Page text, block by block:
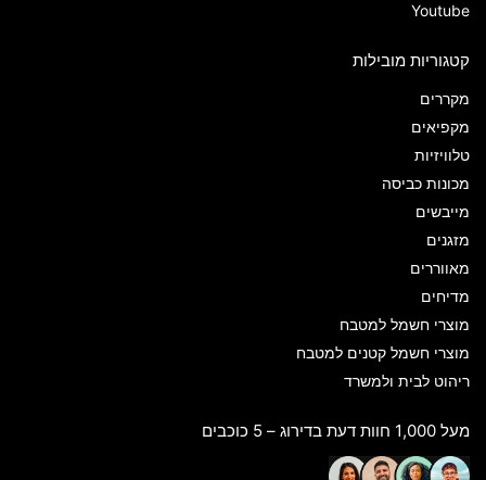
Youtube
קטגוריות מובילות
מקררים
מקפיאים
טלוויזיות
מכונות כביסה
מייבשים
מזגנים
מאווררים
מדיחים
מוצרי חשמל למטבח
מוצרי חשמל קטנים למטבח
ריהוט לבית ולמשרד
מעל 1,000 חוות דעת בדירוג – 5 כוכבים